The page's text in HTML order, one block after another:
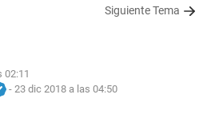
Siguiente Tema
02:11
- 23 dic 2018 a las 04:50